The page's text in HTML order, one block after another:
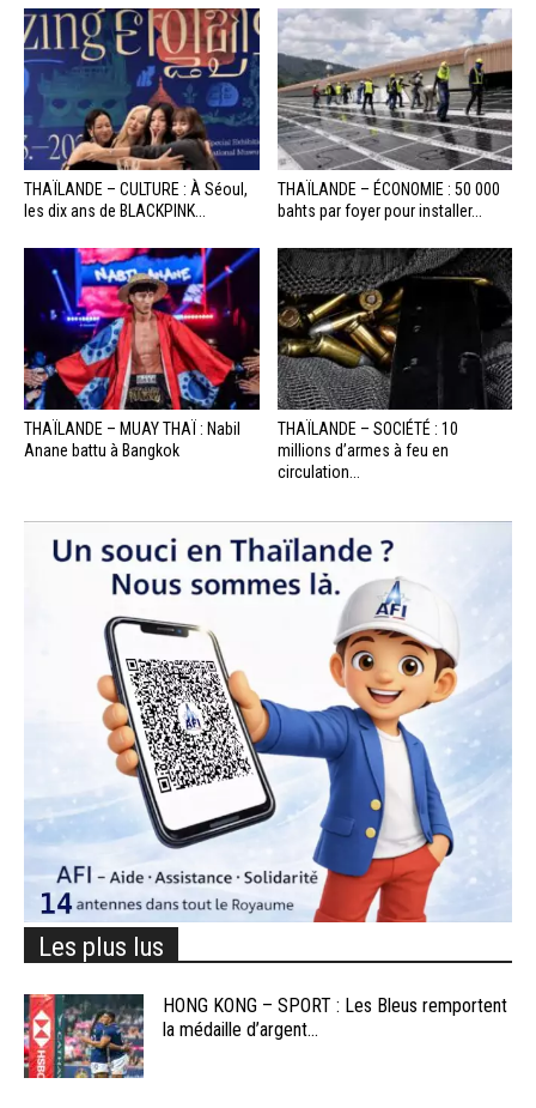
THAÏLANDE – CULTURE : À Séoul,
les dix ans de BLACKPINK...
THAÏLANDE – ÉCONOMIE : 50 000
bahts par foyer pour installer...
THAÏLANDE – MUAY THAÏ : Nabil
Anane battu à Bangkok
THAÏLANDE – SOCIÉTÉ : 10
millions d’armes à feu en
circulation...
Les plus lus
HONG KONG – SPORT : Les Bleus remportent
la médaille d’argent...